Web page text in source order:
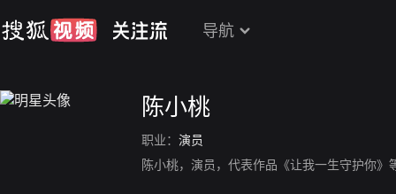
导航
陈小桃
职业： 演员
陈小桃，演员，代表作品《让我一生守护你》